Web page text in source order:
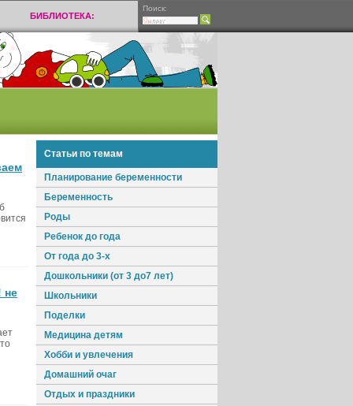
БИБЛИОТЕКА:
Поиск:
не
Статьи по темам
Планирование беременности
Беременность
Роды
Ребенок до года
От года до 3-х
Дошкольники (от 3 до7 лет)
Школьники
Поделки
Медицина детям
Хобби и увлечения
Домашний очаг
Отдых и праздники